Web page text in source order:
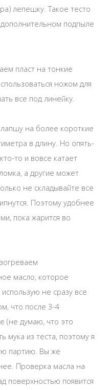
лепешку. Такое тесто
подпыле
пласт на тонкие
ножом для
все под линейку.
на более короткие
в длину. Но опять-
то и вовсе катает
а другие может
не складывайте все
Поэтому удобнее
пока жарится во
масло, которое
не сразу все
что после 3-4
(не думаю, что это
мука из теста, поэтому я
партию. Вы же
Проверка масла на
поверхностью появится